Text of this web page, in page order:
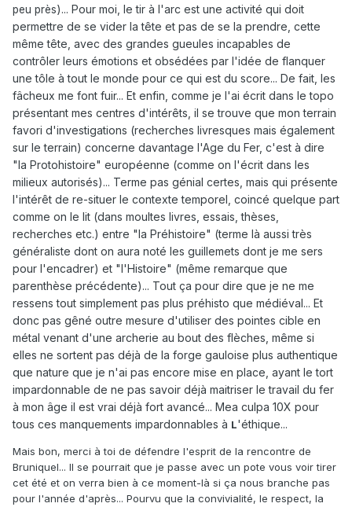
peu près)... Pour moi, le tir à l'arc est une activité qui doit
permettre de se vider la tête et pas de se la prendre, cette
même tête, avec des grandes gueules incapables de
contrôler leurs émotions et obsédées par l'idée de flanquer
une tôle à tout le monde pour ce qui est du score... De fait, les
fâcheux me font fuir... Et enfin, comme je l'ai écrit dans le topo
présentant mes centres d'intérêts, il se trouve que mon terrain
favori d'investigations (recherches livresques mais également
sur le terrain) concerne davantage l'Age du Fer, c'est à dire
"la Protohistoire" européenne (comme on l'écrit dans les
milieux autorisés)... Terme pas génial certes, mais qui présente
l'intérêt de re-situer le contexte temporel, coincé quelque part
comme on le lit (dans moultes livres, essais, thèses,
recherches etc.) entre "la Préhistoire" (terme là aussi très
généraliste dont on aura noté les guillemets dont je me sers
pour l'encadrer) et "l'Histoire" (même remarque que
parenthèse précédente)... Tout ça pour dire que je ne me
ressens tout simplement pas plus préhisto que médiéval... Et
donc pas gêné outre mesure d'utiliser des pointes cible en
métal venant d'une archerie au bout des flèches, même si
elles ne sortent pas déjà de la forge gauloise plus authentique
que nature que je n'ai pas encore mise en place, ayant le tort
impardonnable de ne pas savoir déjà maitriser le travail du fer
à mon âge il est vrai déjà fort avancé... Mea culpa 10X pour
tous ces manquements impardonnables à L'éthique...
Mais bon, merci à toi de défendre l'esprit de la rencontre de
Bruniquel... Il se pourrait que je passe avec un pote vous voir tirer
cet été et on verra bien à ce moment-là si ça nous branche pas
pour l'année d'après... Pourvu que la convivialité, le respect, la